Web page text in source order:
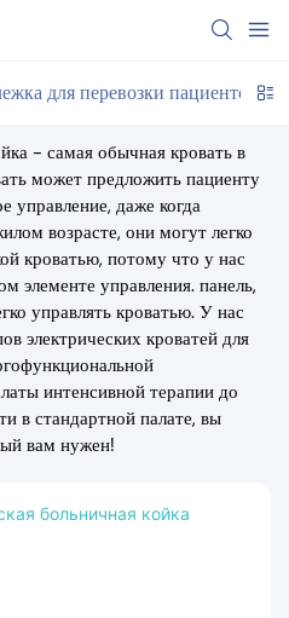
для перевозки пациентов
- самая обычная кровать в
может предложить пациенту
управление, даже когда
возрасте, они могут легко
кроватью, потому что у нас
элементе управления. панель,
управлять кроватью. У нас
электрических кроватей для
интенсивной терапии до
в стандартной палате, вы
вам нужен!